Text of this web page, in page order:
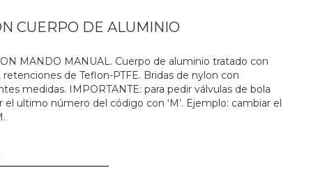
CUERPO DE ALUMINIO
MANDO MANUAL. Cuerpo de aluminio tratado con
de Teflon-PTFE. Bridas de nylon con
medidas. IMPORTANTE: para pedir válvulas de bola
ultimo número del código con ‘M’. Ejemplo: cambiar el